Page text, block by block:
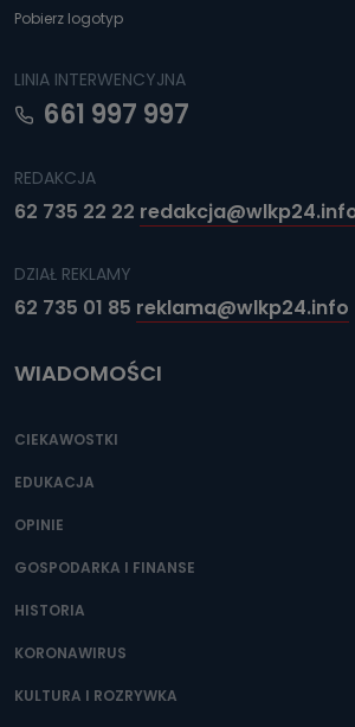
Pobierz logotyp
LINIA INTERWENCYJNA
661 997 997
REDAKCJA
62 735 22 22
DZIAŁ REKLAMY
62 735 01 85 reklama@wlkp24.info
WIADOMOŚCI
CIEKAWOSTKI
EDUKACJA
OPINIE
GOSPODARKA I FINANSE
HISTORIA
KORONAWIRUS
KULTURA I ROZRYWKA